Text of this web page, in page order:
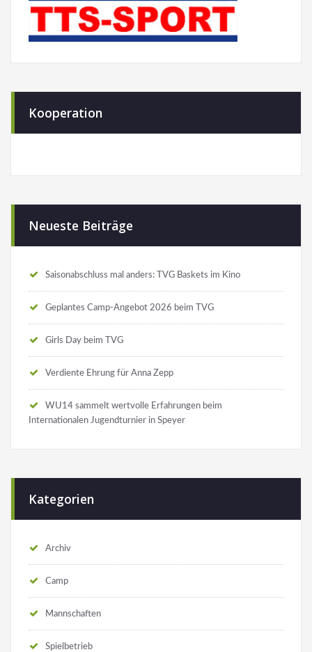
Kooperation
Neueste Beiträge
Saisonabschluss mal anders: TVG Baskets im Kino
Geplantes Camp-Angebot 2026 beim TVG
Girls Day beim TVG
Verdiente Ehrung für Anna Zepp
WU14 sammelt wertvolle Erfahrungen beim
Internationalen Jugendturnier in Speyer
Kategorien
Archiv
Camp
Mannschaften
Spielbetrieb